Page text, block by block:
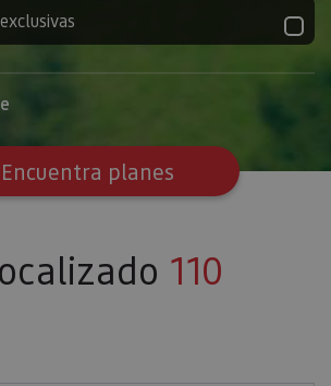
Encuentra planes
110